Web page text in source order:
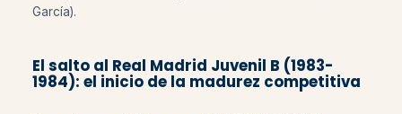
García).
El salto al Real Madrid Juvenil B (1983-
1984): el inicio de la madurez competitiva